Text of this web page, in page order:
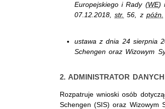
Europejskiego i Rady (WE)
07.12.2018,str. 56, z późn.
ustawaz dnia 24 sierpnia
Schengen oraz Wizowym
2. ADMINISTRATOR DANYCH
Rozpatruje wnioski osób
Schengen (SIS) oraz Wizowym